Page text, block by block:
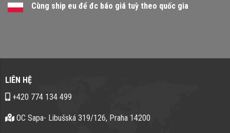
Cùng ship eu để đc báo giá tuỳ theo quốc gia
LIÊN HỆ
+420 774 134 499
OC Sapa- Libušská 319/126, Praha 14200